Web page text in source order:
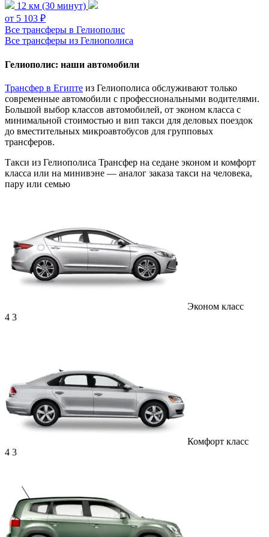
12 км (30 минут)
от 5 103 ₽
Все трансферы в Гелиополис
Все трансферы из Гелиополиса
Гелиополис: наши автомобили
Трансфер в Египте из Гелиополиса обслуживают только
современные автомобили с профессиональными водителями.
Большой выбор классов автомобилей, от эконом класса с
минимальной стоимостью и вип такси для деловых поездок
до вместительных микроавтобусов для групповых
трансферов.
Такси из Гелиополиса Трансфер на седане эконом и комфорт
класса или на минивэне — аналог заказа такси на человека,
пару или семью
Эконом класс
4 3
Комфорт класс
4 3